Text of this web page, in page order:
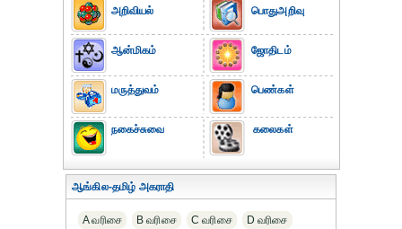
அறிவியல்
ஆன்மிகம்
மருத்துவம்
நகைச்சுவை
பொதுஅறிவு
ஜோதிடம்
பெண்கள்
கலைகள்
ஆங்கில-தமிழ் அகராதி
A வரிசை B வரிசை C வரிசை D வரிசை